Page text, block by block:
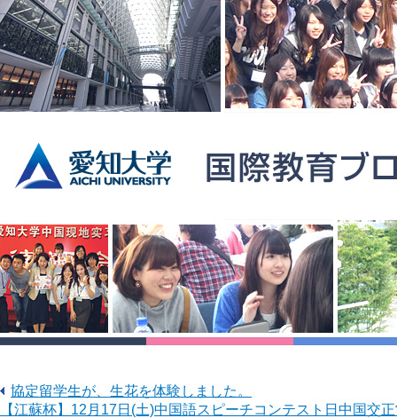
協定留学生が、生花を体験しました。
【江蘇杯】12月17日(土)中国語スピーチコンテスト日中国交